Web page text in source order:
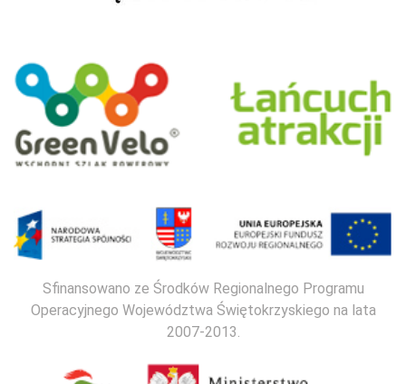
Sfinansowano ze Środków Regionalnego Programu
Operacyjnego Województwa Świętokrzyskiego na lata
2007-2013.